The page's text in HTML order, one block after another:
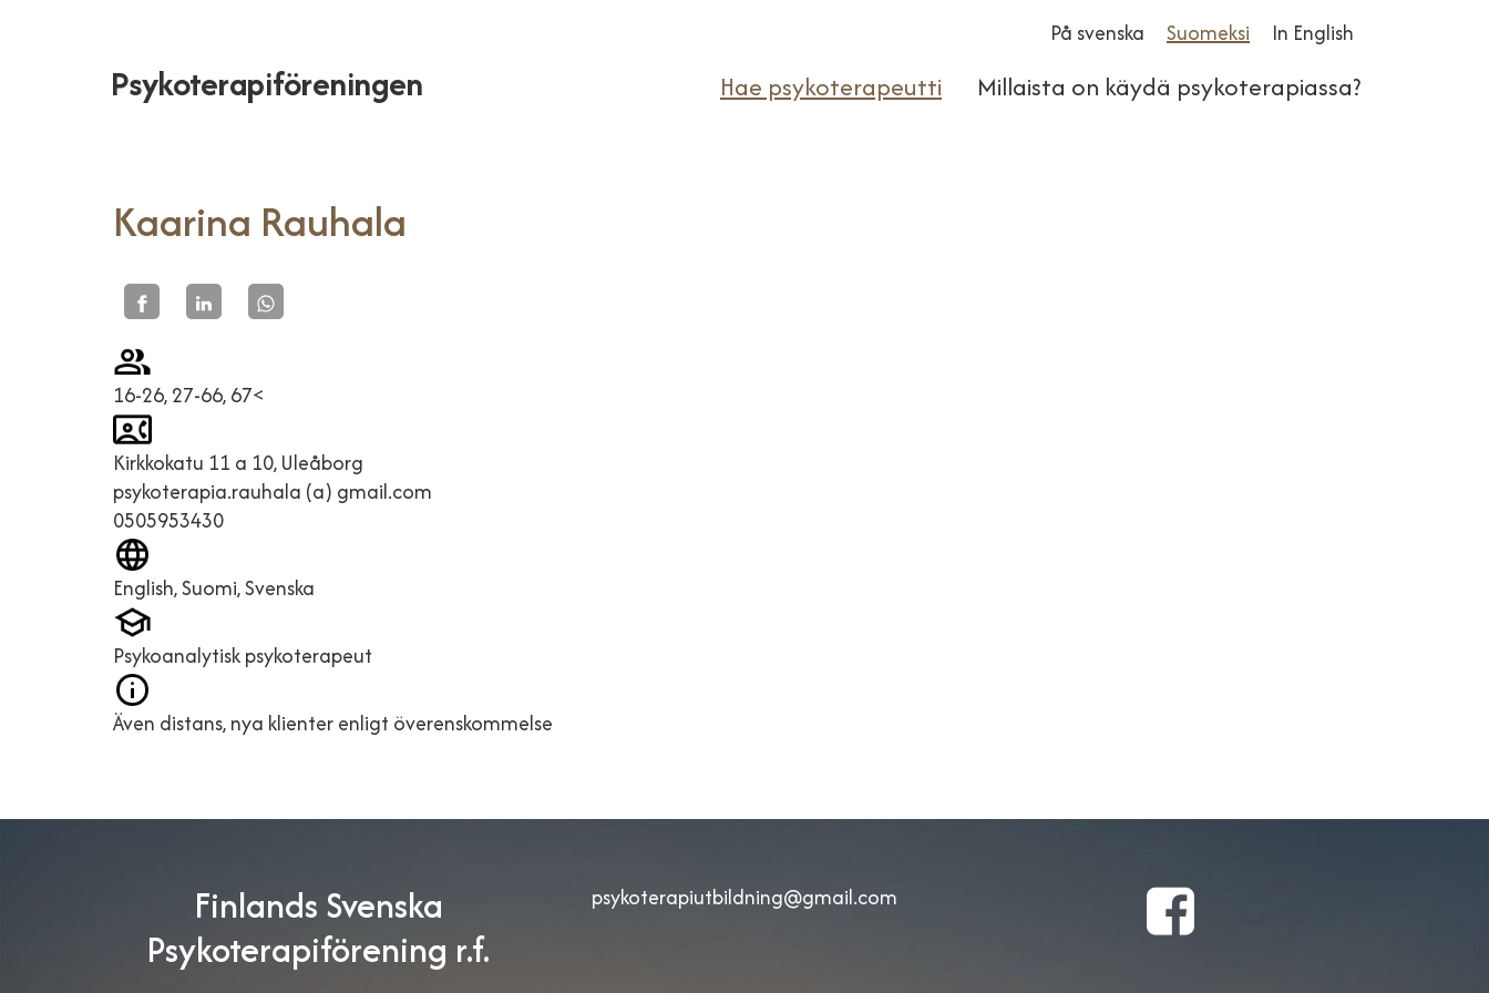
Psykoterapiföreningen
På svenska Suomeksi In English
Hae psykoterapeutti Millaista on käydä psykoterapiassa?
Kaarina Rauhala
16-26, 27-66, 67<
Kirkkokatu 11 a 10, Uleåborg
psykoterapia.rauhala (a) gmail.com
0505953430
English, Suomi, Svenska
Psykoanalytisk psykoterapeut
Även distans, nya klienter enligt överenskommelse
Finlands Svenska
Psykoterapiförening r.f.
psykoterapiutbildning@gmail.com